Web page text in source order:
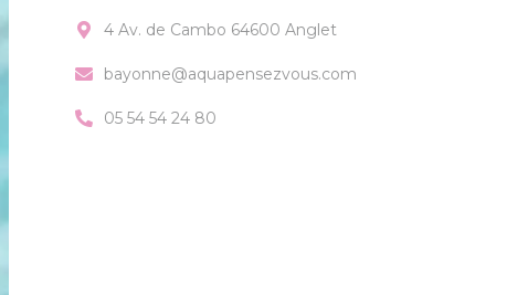
4 Av. de Cambo 64600 Anglet
bayonne@aquapensezvous.com
05 54 54 24 80